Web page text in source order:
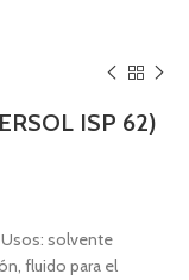
ISP 62)
solvente
fluido para el